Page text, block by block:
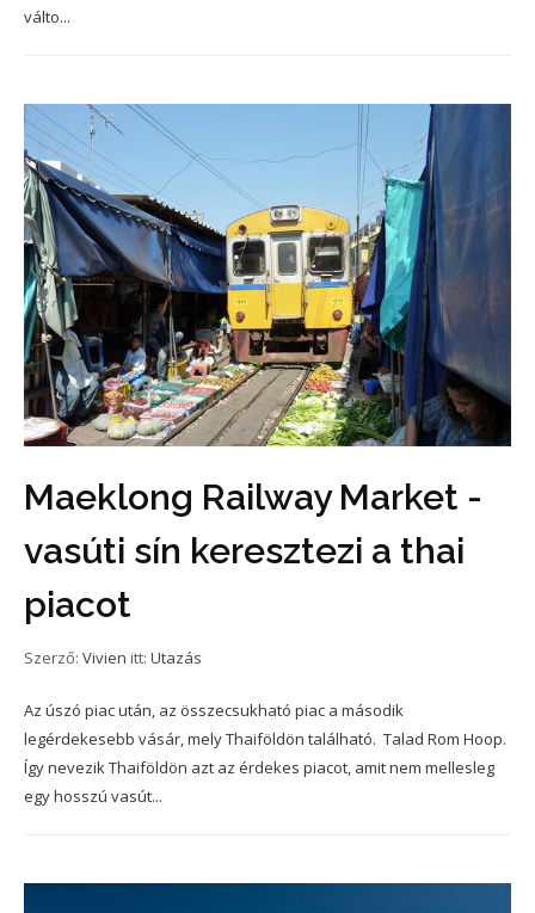
válto...
Maeklong Railway Market -
vasúti sín keresztezi a thai
piacot
Szerző: Vivien itt: Utazás
Az úszó piac után, az összecsukható piac a második
legérdekesebb vásár, mely Thaiföldön található. Talad Rom Hoop.
Így nevezik Thaiföldön azt az érdekes piacot, amit nem mellesleg
egy hosszú vasút...